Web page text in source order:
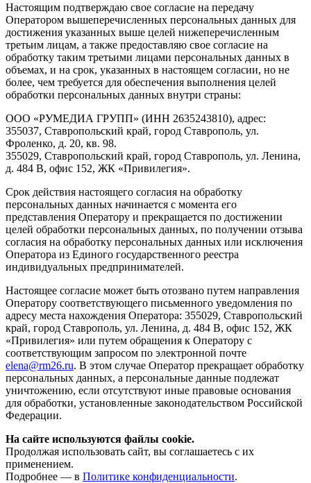
Настоящим подтверждаю свое согласие на передачу
Оператором вышеперечисленных персональных данных для
достижения указанных выше целей нижеперечисленным
третьим лицам, а также предоставляю свое согласие на
обработку таким третьими лицами персональных данных в
объемах, и на срок, указанных в настоящем согласии, но не
более, чем требуется для обеспечения выполнения целей
обработки персональных данных внутри страны:
ООО «РУМЕДИА ГРУПП» (ИНН 2635243810), адрес:
355037, Ставропольский край, город Ставрополь, ул.
Фроленко, д. 20, кв. 98.
355029, Ставропольский край, город Ставрополь, ул. Ленина,
д. 484 В, офис 152, ЖК «Привилегия».
Срок действия настоящего согласия на обработку
персональных данных начинается с момента его
представления Оператору и прекращается по достижении
целей обработки персональных данных, по получении отзыва
согласия на обработку персональных данных или исключения
Оператора из Единого государственного реестра
индивидуальных предпринимателей.
Настоящее согласие может быть отозвано путем направления
Оператору соответствующего письменного уведомления по
адресу места нахождения Оператора: 355029, Ставропольский
край, город Ставрополь, ул. Ленина, д. 484 В, офис 152, ЖК
«Привилегия» или путем обращения к Оператору с
соответствующим запросом по электронной почте
elena@rm26.ru. В этом случае Оператор прекращает обработку
персональных данных, а персональные данные подлежат
уничтожению, если отсутствуют иные правовые основания
для обработки, установленные законодательством Российской
Федерации.
На сайте используются файлы cookie.
Продолжая использовать сайт, вы соглашаетесь с их
применением.
Подробнее — в Политике конфиденциальности.